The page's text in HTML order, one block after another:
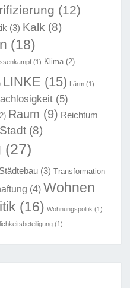
(12)
(3) Kalk (8)
(18)
(1) Klima(2)
LINKE (15) Lärm (1)
(5)
Raum (9) Reichtum
Stadt (8)
(27)
Städtebau (3) Transformation
(4) Wohnen
(16) Wohnungspoltik (1)
(1)